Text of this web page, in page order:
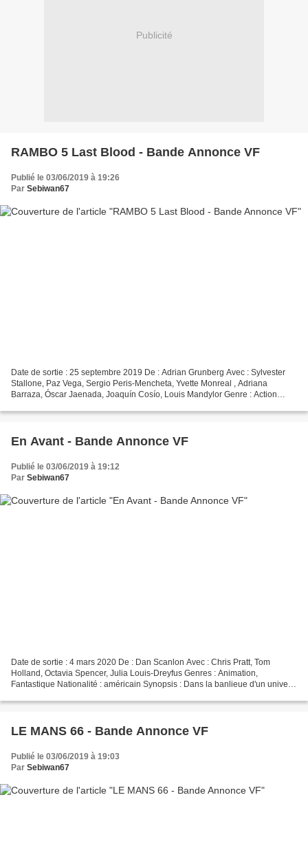
Publicité
RAMBO 5 Last Blood - Bande Annonce VF
Publié le 03/06/2019 à 19:26
Par Sebiwan67
Date de sortie : 25 septembre 2019 De : Adrian Grunberg Avec : Sylvester
Stallone, Paz Vega, Sergio Peris-Mencheta, Yvette Monreal , Adriana
Barraza, Óscar Jaenada, Joaquín Cosío, Louis Mandylor Genre : Action
En Avant - Bande Annonce VF
Publié le 03/06/2019 à 19:12
Par Sebiwan67
Date de sortie : 4 mars 2020 De : Dan Scanlon Avec : Chris Pratt, Tom
Holland, Octavia Spencer, Julia Louis-Dreyfus Genres : Animation,
Fantastique Nationalité : américain Synopsis : Dans la banlieue d'un univers
LE MANS 66 - Bande Annonce VF
Publié le 03/06/2019 à 19:03
Par Sebiwan67